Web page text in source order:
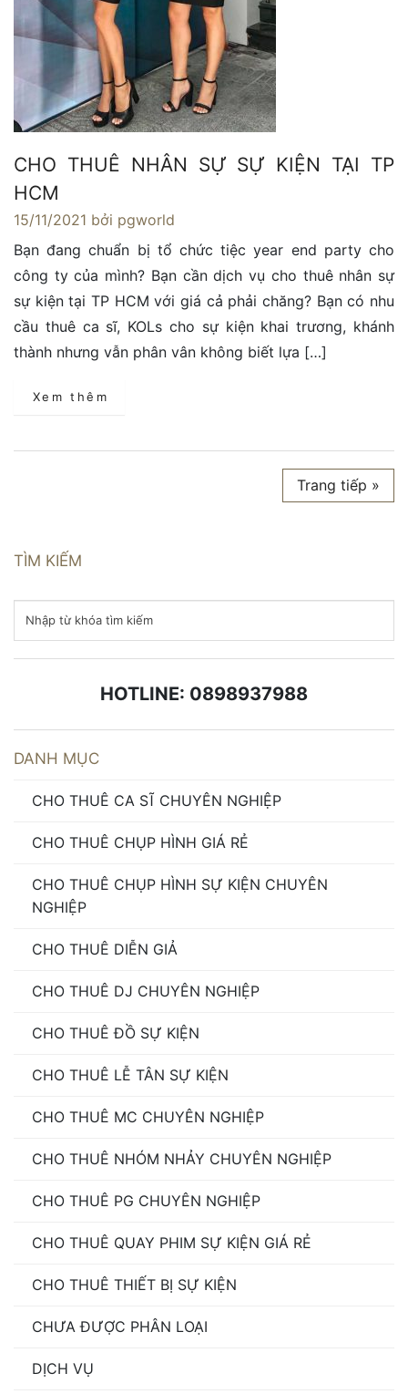
CHO THUÊ NHÂN SỰ SỰ KIỆN TẠI TP
HCM
15/11/2021 bởi pgworld
Bạn đang chuẩn bị tổ chức tiệc year end party cho
công ty của mình? Bạn cần dịch vụ cho thuê nhân sự
sự kiện tại TP HCM với giá cả phải chăng? Bạn có nhu
cầu thuê ca sĩ, KOLs cho sự kiện khai trương, khánh
thành nhưng vẫn phân vân không biết lựa […]
Xem thêm
Trang tiếp »
TÌM KIẾM
HOTLINE: 0898937988
DANH MỤC
CHO THUÊ CA SĨ CHUYÊN NGHIỆP
CHO THUÊ CHỤP HÌNH GIÁ RẺ
CHO THUÊ CHỤP HÌNH SỰ KIỆN CHUYÊN
NGHIỆP
CHO THUÊ DIỄN GIẢ
CHO THUÊ DJ CHUYÊN NGHIỆP
CHO THUÊ ĐỒ SỰ KIỆN
CHO THUÊ LỄ TÂN SỰ KIỆN
CHO THUÊ MC CHUYÊN NGHIỆP
CHO THUÊ NHÓM NHẢY CHUYÊN NGHIỆP
CHO THUÊ PG CHUYÊN NGHIỆP
CHO THUÊ QUAY PHIM SỰ KIỆN GIÁ RẺ
CHO THUÊ THIẾT BỊ SỰ KIỆN
CHƯA ĐƯỢC PHÂN LOẠI
DỊCH VỤ